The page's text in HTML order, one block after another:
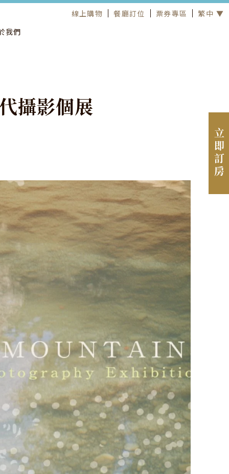
我們
線上購物 餐廳訂位 票券專區 繁中 ▼
立即訂房
攝影個展